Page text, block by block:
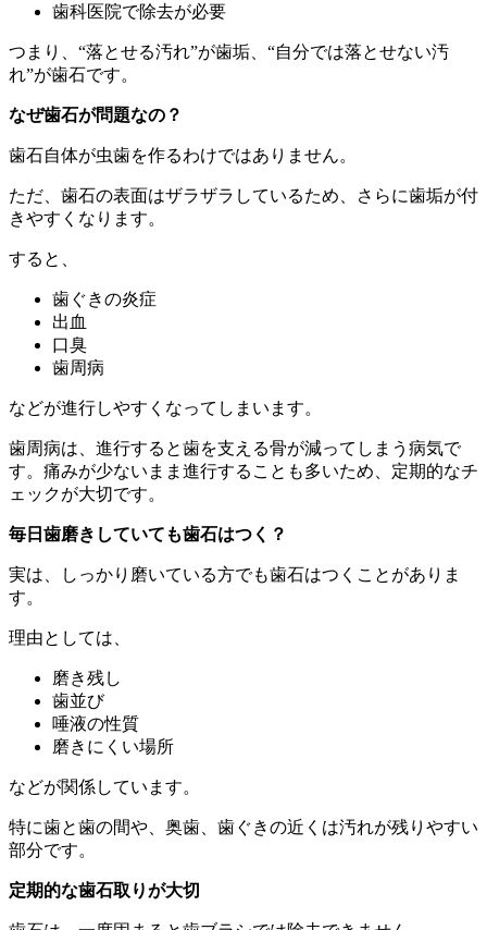
歯科医院で除去が必要
つまり、“落とせる汚れ”が歯垢、“自分では落とせない汚
れ”が歯石です。
なぜ歯石が問題なの？
歯石自体が虫歯を作るわけではありません。
ただ、歯石の表面はザラザラしているため、さらに歯垢が付
きやすくなります。
すると、
歯ぐきの炎症
出血
口臭
歯周病
などが進行しやすくなってしまいます。
歯周病は、進行すると歯を支える骨が減ってしまう病気で
す。痛みが少ないまま進行することも多いため、定期的なチ
ェックが大切です。
毎日歯磨きしていても歯石はつく？
実は、しっかり磨いている方でも歯石はつくことがありま
す。
理由としては、
磨き残し
歯並び
唾液の性質
磨きにくい場所
などが関係しています。
特に歯と歯の間や、奥歯、歯ぐきの近くは汚れが残りやすい
部分です。
定期的な歯石取りが大切